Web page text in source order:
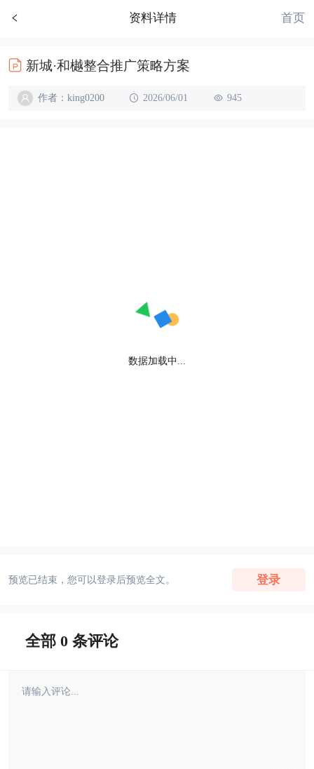
资料详情 首页
新城·和樾整合推广策略方案
作者：king0200 2026/06/01 945
数据加载中...
预览已结束，您可以登录后预览全文。 登录
全部 0 条评论